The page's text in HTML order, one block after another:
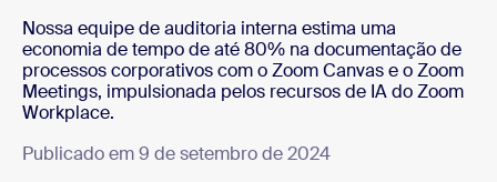
Nossa equipe de auditoria interna estima uma
economia de tempo de até 80% na documentação de
processos corporativos com o Zoom Canvas e o Zoom
Meetings, impulsionada pelos recursos de IA do Zoom
Workplace.
Publicado em 9 de setembro de 2024